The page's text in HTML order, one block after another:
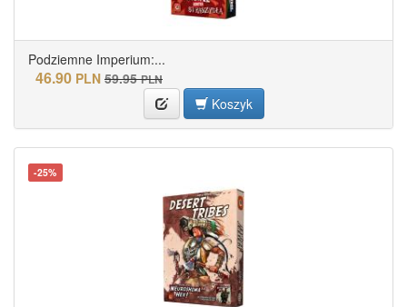
Podziemne Imperium:...
46.90 PLN 59.95 PLN
Koszyk
-25%